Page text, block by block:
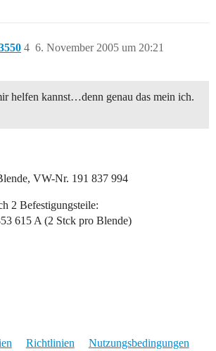
6. November 2005 um 20:21
4
helfen kannst…denn genau das mein ich.
VW-Nr. 191 837 994
2 Befestigungsteile:
615 A (2 Stck pro Blende)
Richtlinien Nutzungsbedingungen